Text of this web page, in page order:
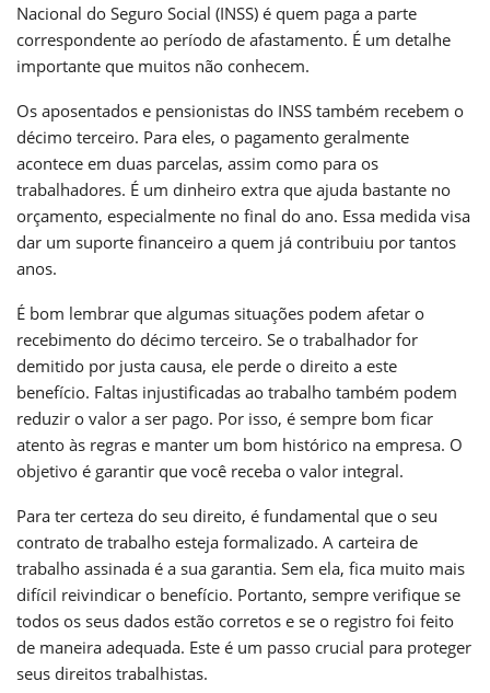
Nacional do Seguro Social (INSS) é quem paga a parte
correspondente ao período de afastamento. É um detalhe
importante que muitos não conhecem.
Os aposentados e pensionistas do INSS também recebem o
décimo terceiro. Para eles, o pagamento geralmente
acontece em duas parcelas, assim como para os
trabalhadores. É um dinheiro extra que ajuda bastante no
orçamento, especialmente no final do ano. Essa medida visa
dar um suporte financeiro a quem já contribuiu por tantos
anos.
É bom lembrar que algumas situações podem afetar o
recebimento do décimo terceiro. Se o trabalhador for
demitido por justa causa, ele perde o direito a este
benefício. Faltas injustificadas ao trabalho também podem
reduzir o valor a ser pago. Por isso, é sempre bom ficar
atento às regras e manter um bom histórico na empresa. O
objetivo é garantir que você receba o valor integral.
Para ter certeza do seu direito, é fundamental que o seu
contrato de trabalho esteja formalizado. A carteira de
trabalho assinada é a sua garantia. Sem ela, fica muito mais
difícil reivindicar o benefício. Portanto, sempre verifique se
todos os seus dados estão corretos e se o registro foi feito
de maneira adequada. Este é um passo crucial para proteger
seus direitos trabalhistas.